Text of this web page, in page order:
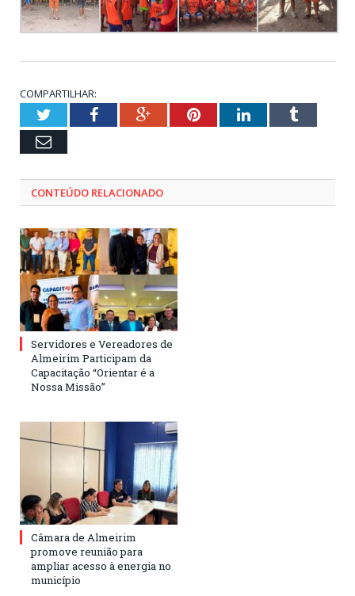
COMPARTILHAR:
TwitterFacebookGoogle+PinterestLinkedInTumblr
Email
CONTEÚDO RELACIONADO
Servidores e Vereadores de
Almeirim Participam da
Capacitação “Orientar é a
Nossa Missão”
Câmara de Almeirim
promove reunião para
ampliar acesso à energia no
município